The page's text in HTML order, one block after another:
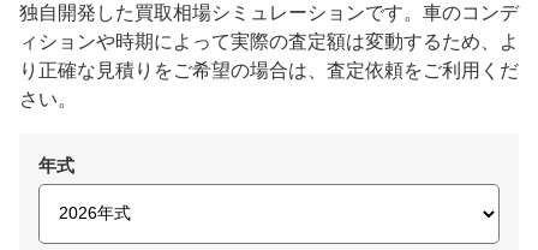
独自開発した買取相場シミュレーションです。車のコンデ
ィションや時期によって実際の査定額は変動するため、よ
り正確な見積りをご希望の場合は、査定依頼をご利用くだ
さい。
年式